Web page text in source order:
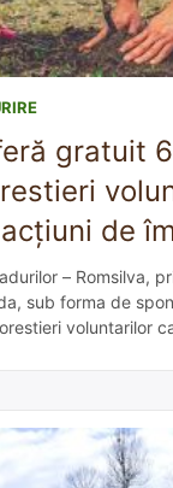
gratuit
de
– Romsilva,
sub forma de
voluntarilor
trebuie […]